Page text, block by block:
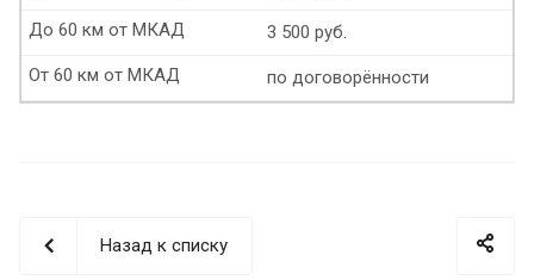
3 500 руб.
До 60 км от МКАД
по договорённости
От 60 км от МКАД
Назад к списку